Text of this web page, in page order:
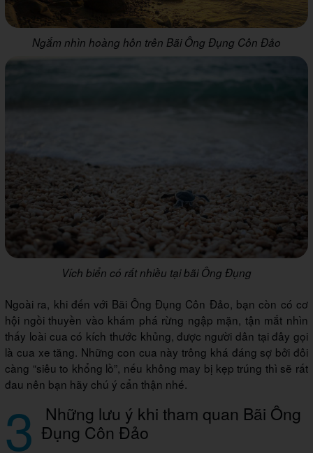
Ngắm nhìn hoàng hôn trên Bãi Ông Đụng Côn Đảo
Vích biển có rất nhiều tại bãi Ông Đụng
Ngoài ra, khi đến với Bãi Ông Đụng Côn Đảo, bạn còn có cơ
hội ngồi thuyền vào khám phá rừng ngập mặn, tận mắt nhìn
thấy loài cua có kích thước khủng, được người dân tại đây gọi
là cua xe tăng. Những con cua này trông khá đáng sợ bởi đôi
càng “siêu to khổng lồ”, nếu không may bị kẹp trúng thì sẽ rất
đau nên bạn hãy chú ý cẩn thận nhé.
3 Những lưu ý khi tham quan Bãi Ông
Đụng Côn Đảo